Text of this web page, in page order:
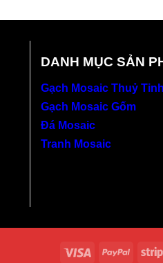
DANH MỤC SẢN
Gạch Mosaic Thuỷ Tinh
Gạch Mosaic Gốm
Đá Mosaic
Tranh Mosaic
Visa